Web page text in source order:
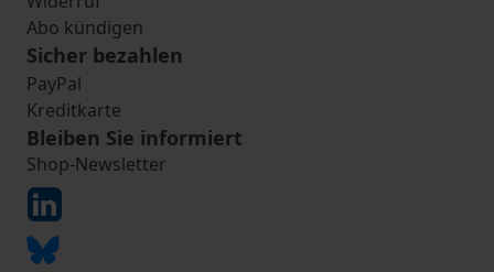
Abo kündigen
Sicher bezahlen
PayPal
Kreditkarte
Bleiben Sie informiert
Shop-Newsletter